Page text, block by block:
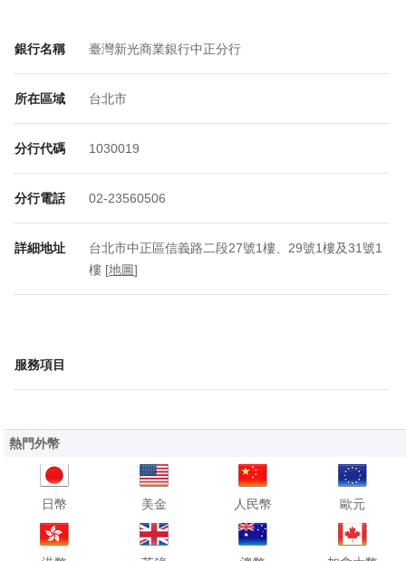
銀行名稱 臺灣新光商業銀行中正分行
所在區域 台北市
分行代碼 1030019
分行電話 02-23560506
詳細地址
台北市中正區信義路二段27號1樓、29號1樓及31號1
樓 [地圖]
服務項目
熱門外幣
日幣 美金 人民幣 歐元